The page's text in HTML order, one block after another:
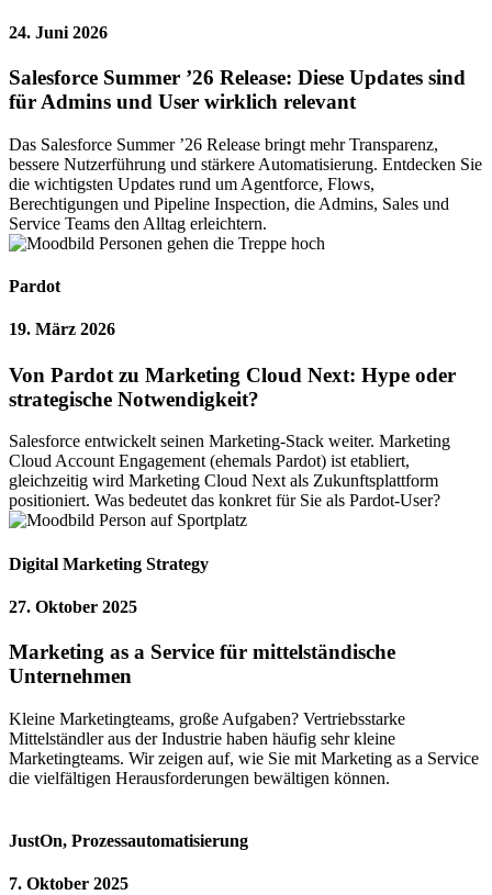
24. Juni 2026
Salesforce Summer ’26 Release: Diese Updates sind
für Admins und User wirklich relevant
Das Salesforce Summer ’26 Release bringt mehr Transparenz,
bessere Nutzerführung und stärkere Automatisierung. Entdecken Sie
die wichtigsten Updates rund um Agentforce, Flows,
Berechtigungen und Pipeline Inspection, die Admins, Sales und
Service Teams den Alltag erleichtern.
Pardot
19. März 2026
Von Pardot zu Marketing Cloud Next: Hype oder
strategische Notwendigkeit?
Salesforce entwickelt seinen Marketing-Stack weiter. Marketing
Cloud Account Engagement (ehemals Pardot) ist etabliert,
gleichzeitig wird Marketing Cloud Next als Zukunftsplattform
positioniert. Was bedeutet das konkret für Sie als Pardot-User?
Digital Marketing Strategy
27. Oktober 2025
Marketing as a Service für mittelständische
Unternehmen
Kleine Marketingteams, große Aufgaben? Vertriebsstarke
Mittelständler aus der Industrie haben häufig sehr kleine
Marketingteams. Wir zeigen auf, wie Sie mit Marketing as a Service
die vielfältigen Herausforderungen bewältigen können.
JustOn, Prozessautomatisierung
7. Oktober 2025